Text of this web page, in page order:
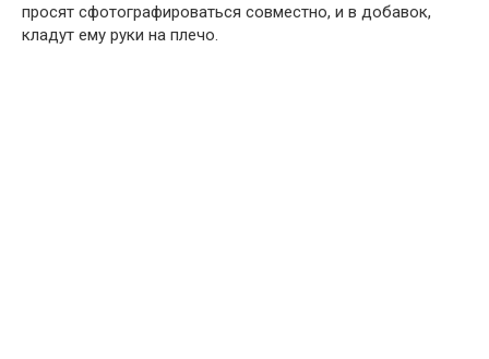
просят сфотографироваться совместно, и в добавок,
кладут ему руки на плечо.